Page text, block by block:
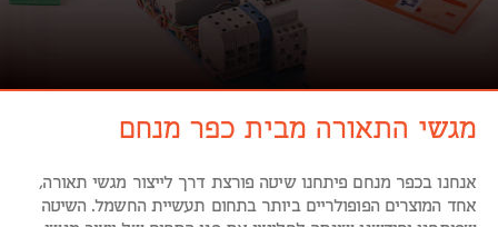
מגשי התאורה מבית כפר מנחם
אנחנו בכפר מנחם פיתחנו שיטה פורצת דרך לייצור מגשי תאורה,
אחד המוצרים הפופולריים ביותר בתחום תעשיית החשמל. השיטה